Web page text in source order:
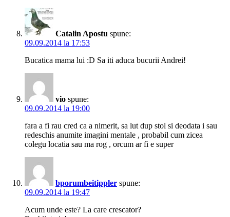
Catalin Apostu spune:
09.09.2014 la 17:53
Bucatica mama lui :D Sa iti aduca bucurii Andrei!
vio spune:
09.09.2014 la 19:00
fara a fi rau cred ca a nimerit, sa lut dup stol si deodata i sau
redeschis anumite imagini mentale , probabil cum zicea
colegu locatia sau ma rog , orcum ar fi e super
bporumbeitippler spune:
09.09.2014 la 19:47
Acum unde este? La care crescator?